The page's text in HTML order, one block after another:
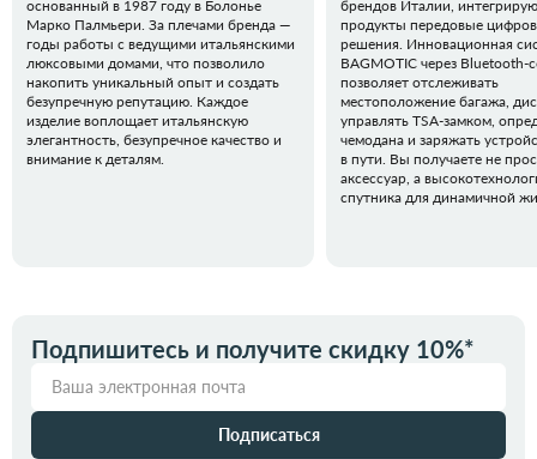
основанный в 1987 году в Болонье
Марко Палмьери. За плечами бренда —
годы работы с ведущими итальянскими
люксовыми домами, что позволило
накопить уникальный опыт и создать
безупречную репутацию. Каждое
изделие воплощает итальянскую
элегантность, безупречное качество и
внимание к деталям.
брендов Италии,
продукты передовые
решения. Инновационная
BAGMOTIC через Bluetooth-
позволяет отслеживать
местоположение багажа,
управлять TSA-замком,
чемодана и заряжать
в пути. Вы получаете не
аксессуар, а
спутника для динамичной
Подпишитесь и получите скидку 10%*
Подписаться